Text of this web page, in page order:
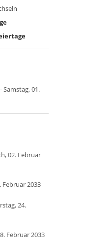
- Samstag, 01.
02. Februar
2033
24.
Februar 2033